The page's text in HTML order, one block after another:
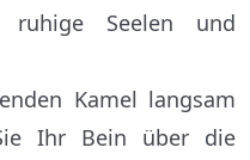
ruhige Seelen und
Kamel langsam
Ihr Bein über die